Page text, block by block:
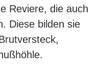
Reviere, die auch
Diese bilden sie